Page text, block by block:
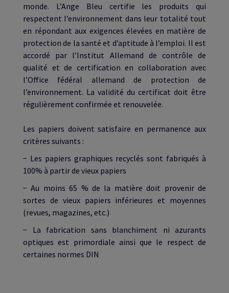
monde. L’Ange Bleu certifie les produits qui
respectent l’environnement dans leur totalité tout
en répondant aux exigences élevées en matière de
protection de la santé et d’aptitude à l’emploi. Il est
accordé par l’Institut Allemand de contrôle de
qualité et de certification en collaboration avec
l’Office fédéral allemand de protection de
l’environnement. La validité du certificat doit être
régulièrement confirmée et renouvelée.
Les papiers doivent satisfaire en permanence aux
critères suivants :
− Les papiers graphiques recyclés sont fabriqués à
100% à partir de vieux papiers
− Au moins 65 % de la matière doit provenir de
sortes de vieux papiers inférieures et moyennes
(revues, magazines, etc.)
− La fabrication sans blanchiment ni azurants
optiques est primordiale ainsi que le respect de
certaines normes DIN